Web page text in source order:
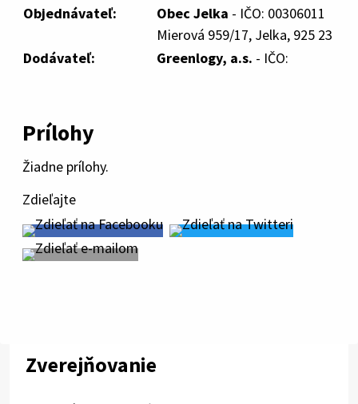
Objednávateľ:
Obec Jelka - IČO: 00306011
Mierová 959/17, Jelka, 925 23
Dodávateľ:
Greenlogy, a.s. - IČO:
Prílohy
Žiadne prílohy.
Zdieľajte
Zverejňovanie